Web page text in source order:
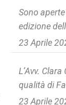
Sono
edizione
23 Aprile
L’Avv.
qualità di Fa
23 Aprile